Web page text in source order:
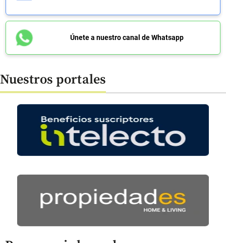
Únete a nuestro canal de Whatsapp
Nuestros portales